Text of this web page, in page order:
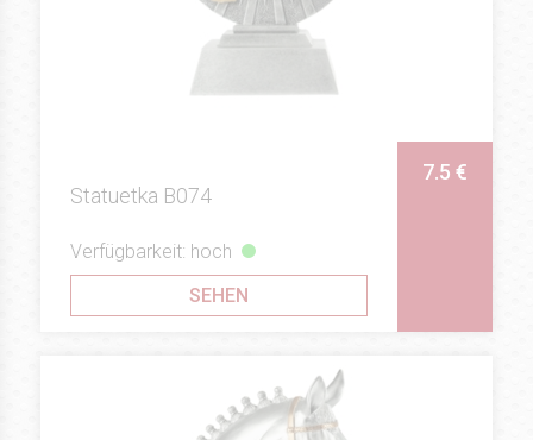
Statuetka B074
7.5 €
Verfügbarkeit: hoch
SEHEN